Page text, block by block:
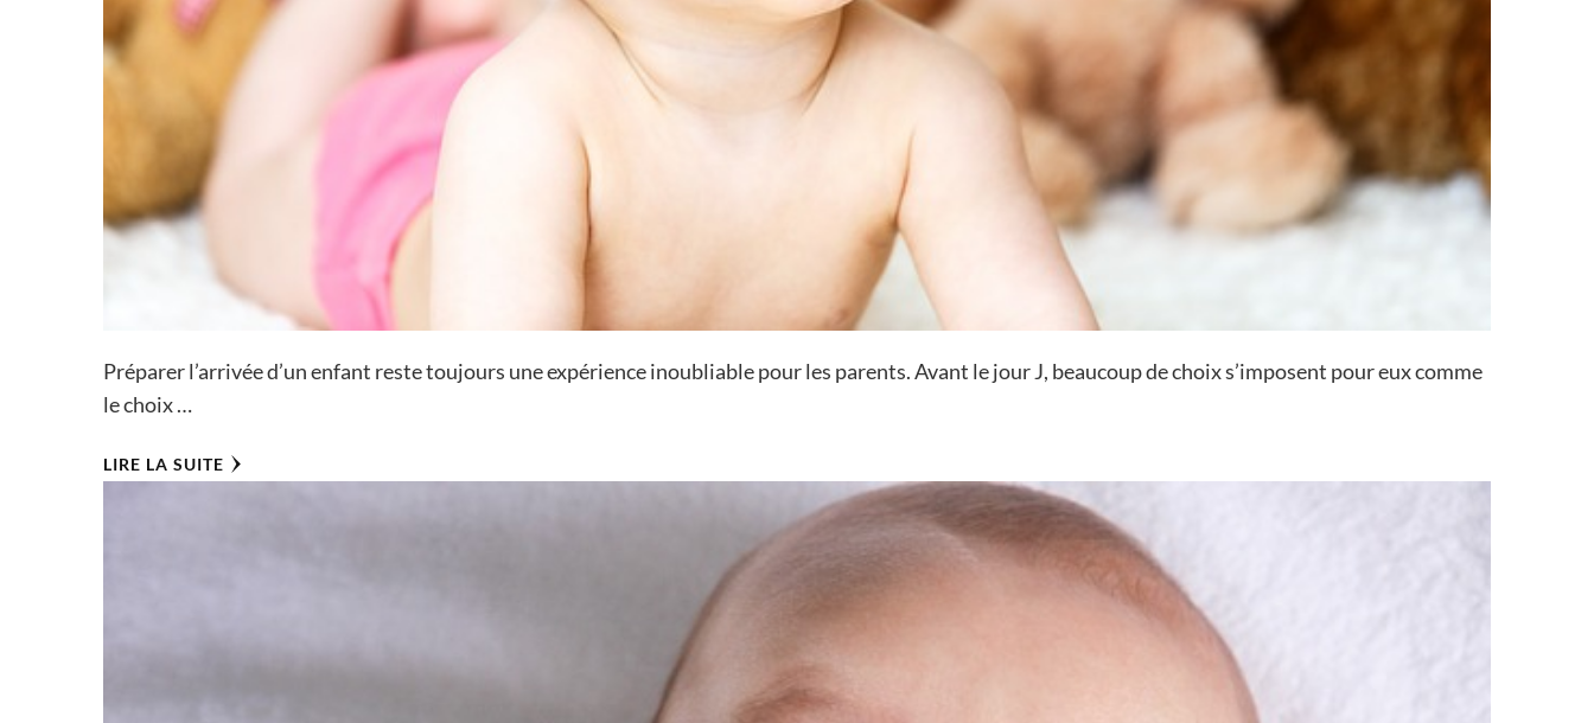
Préparer l’arrivée d’un enfant reste toujours une expérience inoubliable pour les parents. Avant le jour J, beaucoup de choix s’imposent pour eux comme
le choix …
LIRE LA SUITE